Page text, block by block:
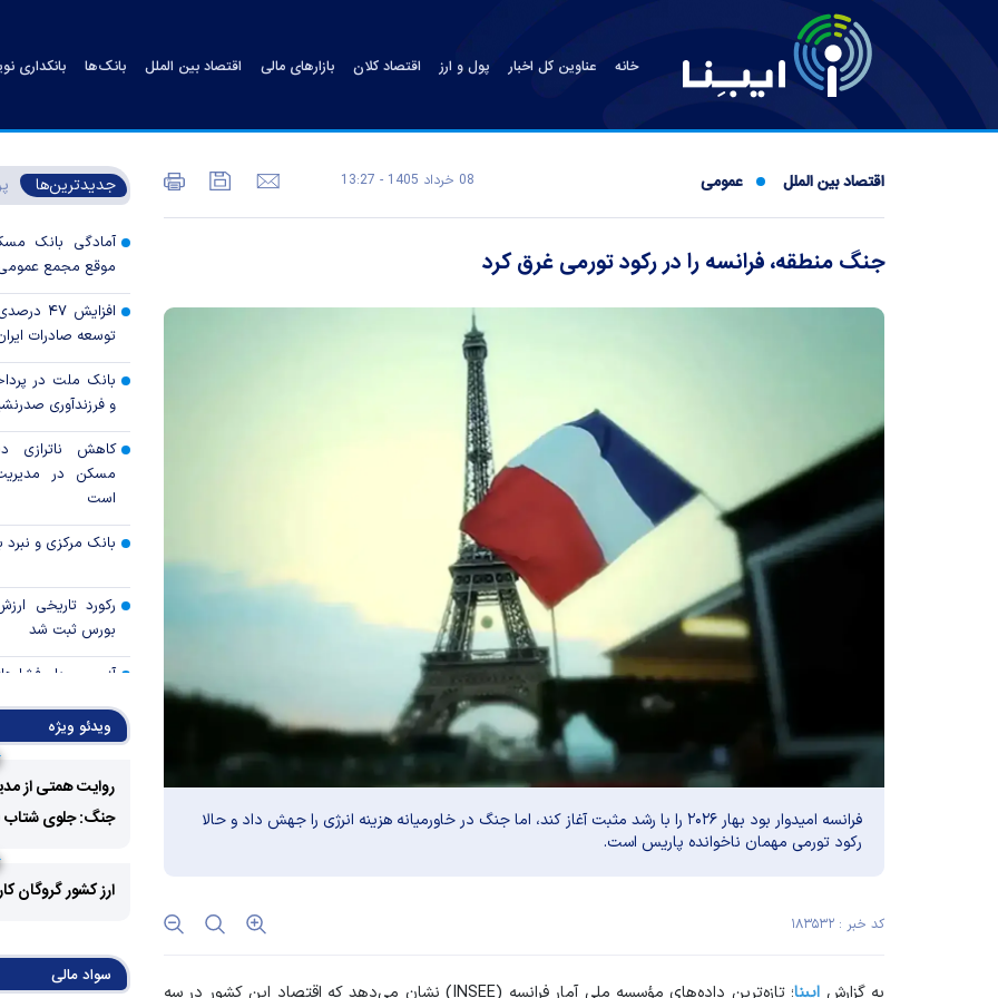
خانه عناوین کل اخبار پول و ارز اقتصاد کلان بازارهای مالی اقتصاد بین الملل بانک‌ها بانکداری
اقتصاد بین الملل عمومی 08 خرداد 1405 - 13:27
جنگ منطقه، فرانسه را در رکود تورمی غرق کرد
فرانسه امیدوار بود بهار ۲۰۲۶ را با رشد مثبت آغاز کند، اما جنگ در خاورمیانه هزینه انرژی را جهش داد و حالا
رکود تورمی مهمان ناخوانده پاریس است.
کد خبر : ۱۸۳۵۳۲
جدیدترین‌ها
آمادگی بانک
موقع مجمع عمومی
افزایش
توسعه صادرات
بانک ملت در
و فرزندآوری
کاهش ناترازی
مسکن در
است
بانک مرکزی و نبرد
رکورد تاریخی
بورس ثبت شد
آزمون مهار
آیا حباب
میان‌دوره‌ای
هوش مصنوعی؛
ناکارآمدی
اقتصاد کوچک‌شده
عبور کرد
ویدئو ویژه
روایت همتی از
جنگ: جلوی شتاب
ارز کشور گروگان
سواد مالی